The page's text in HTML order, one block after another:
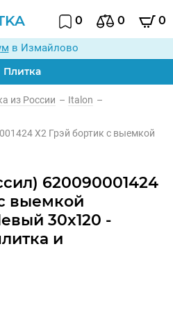
0 0 0
в Измайлово
Плитка
из России – Italon –
X2 Грэй бортик с выемкой
620090001424
выемкой
30x120 -
и